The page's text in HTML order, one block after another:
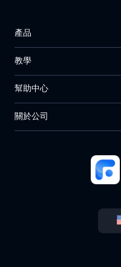
產品
教學
幫助中心
關於公司